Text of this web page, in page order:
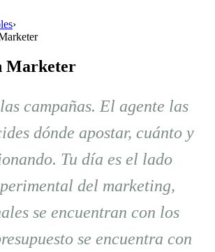
›
Marketer
campañas. El agente las
dónde apostar, cuánto y
Tu día es el lado
del marketing,
se encuentran con los
se encuentra con